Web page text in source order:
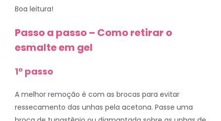
Boa leitura!
Passo a passo – Como retirar o
esmalte em gel
1º passo
A melhor remoção é com as brocas para evitar
ressecamento das unhas pela acetona. Passe uma